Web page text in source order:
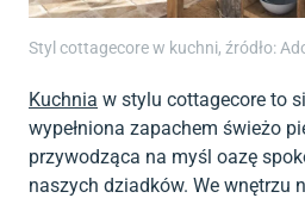
Styl cottagecore w kuchni, źródło:
Kuchnia w stylu cottagecore to
wypełniona zapachem świeżo
przywodząca na myśl oazę
naszych dziadków. We wnętrzu